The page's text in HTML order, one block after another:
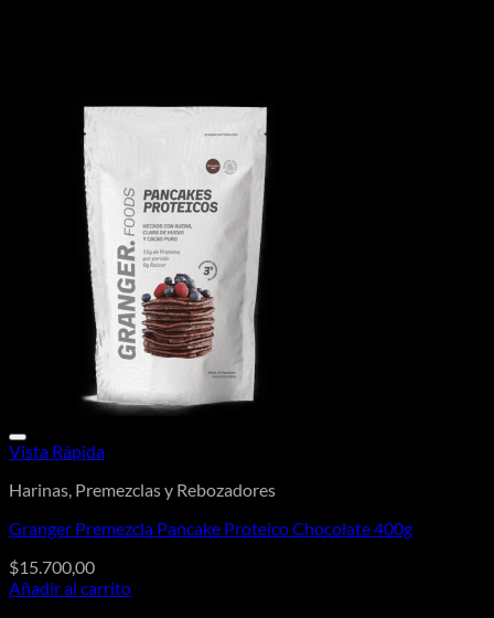
Vista Rápida
Harinas, Premezclas y Rebozadores
Granger Premezcla Pancake Proteico Chocolate 400g
$15.700,00
Añadir al carrito